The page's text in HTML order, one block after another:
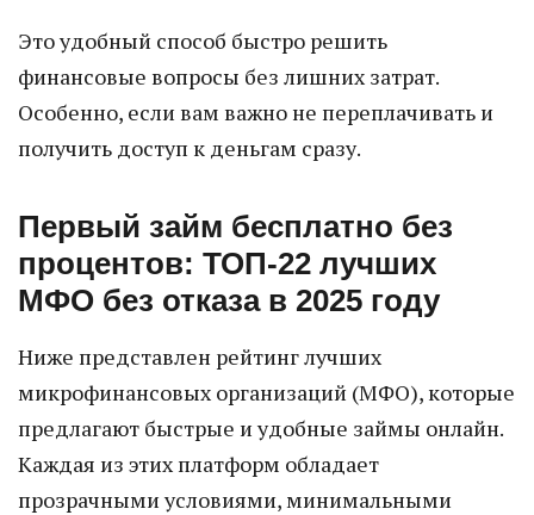
Это удобный способ быстро решить
финансовые вопросы без лишних затрат.
Особенно, если вам важно не переплачивать и
получить доступ к деньгам сразу.
Первый займ бесплатно без
процентов: ТОП-22 лучших
МФО без отказа в 2025 году
Ниже представлен рейтинг лучших
микрофинансовых организаций (МФО), которые
предлагают быстрые и удобные займы онлайн.
Каждая из этих платформ обладает
прозрачными условиями, минимальными